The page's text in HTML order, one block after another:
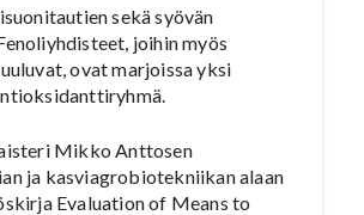
sekä syövän
joihin myös
ovat marjoissa yksi
Mikko Anttosen
ja kasviagrobiotekniikan alaan
Evaluation of Means to